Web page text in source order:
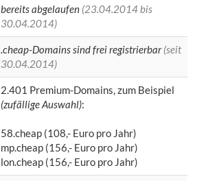
bereits abgelaufen (23.04.2014 bis
30.04.2014)
.cheap-Domains sind frei registrierbar(seit
30.04.2014)
2.401 Premium-Domains, zum Beispiel
(zufällige Auswahl):
58.cheap (108,- Euro pro Jahr)
mp.cheap (156,- Euro pro Jahr)
lon.cheap (156,- Euro pro Jahr)